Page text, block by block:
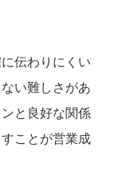
伝わりにくい
い難しさがあ
と良好な関係
ことが営業成